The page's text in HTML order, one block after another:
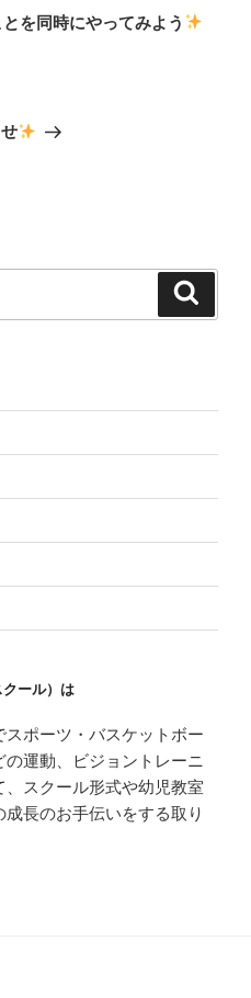
を同時にやってみよう
ール）は
ポーツ・バスケットボー
運動、ビジョントレーニ
スクール形式や幼児教室
長のお手伝いをする取り